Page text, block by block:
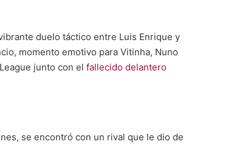
duelo táctico entre Luis Enrique y
momento emotivo para Vitinha, Nuno
junto con el fallecido delantero
se encontró con un rival que le dio de